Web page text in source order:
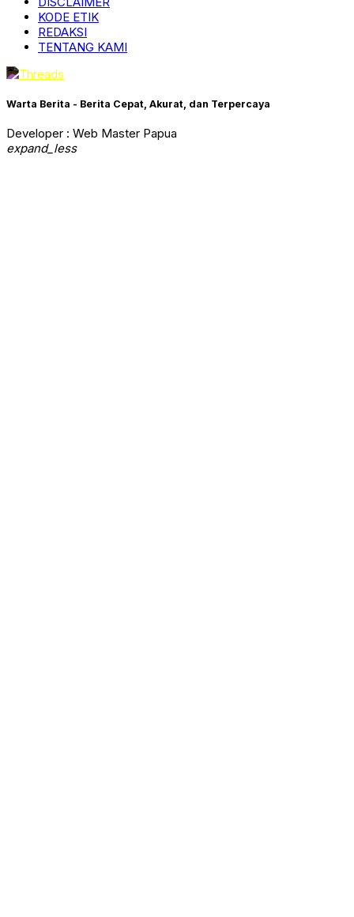
KODE ETIK
REDAKSI
TENTANG KAMI
Warta Berita - Berita Cepat, Akurat, dan Terpercaya
Developer : Web Master Papua
expand_less